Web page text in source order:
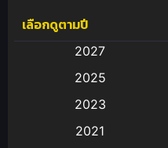
Anal (ประตูหลัง)
Animation การ์ตูน
Animation อนิเมะ
เลือกดูตามปี
2027
2025
2023
2021